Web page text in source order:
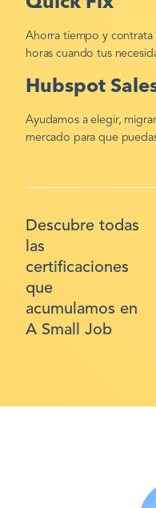
Ahorra tiempo y
horas cuando tus
Hubspot
Ayudamos a elegir,
mercado para que
Descubre todas
las
certificaciones
que
acumulamos en
A Small Job